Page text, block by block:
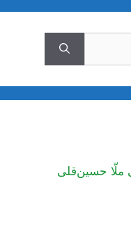
ملّا حسین‌قلی